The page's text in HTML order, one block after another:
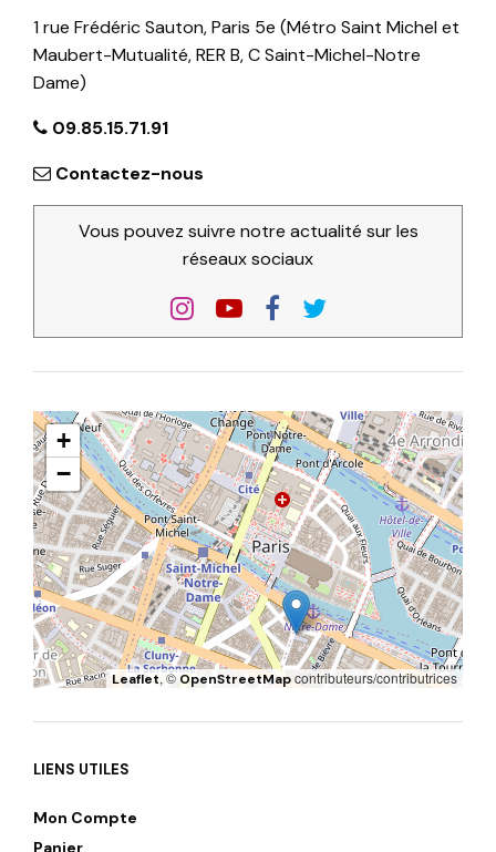
1 rue Frédéric Sauton, Paris 5e (Métro Saint Michel et
Maubert-Mutualité, RER B, C Saint-Michel-Notre
Dame)
09.85.15.71.91
Contactez-nous
Vous pouvez suivre notre actualité sur les
réseaux sociaux
+
−
Leaflet, ©OpenStreetMapcontributeurs/contributrices
LIENS UTILES
Mon Compte
Panier